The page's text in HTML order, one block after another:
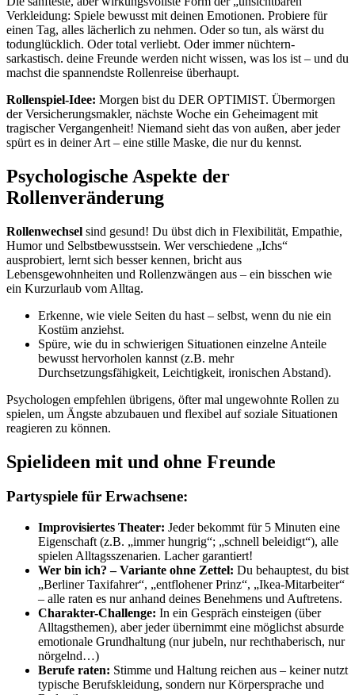
Verkleidung: Spiele bewusst mit deinen Emotionen. Probiere für
einen Tag, alles lächerlich zu nehmen. Oder so tun, als wärst du
todunglücklich. Oder total verliebt. Oder immer nüchtern-
sarkastisch. deine Freunde werden nicht wissen, was los ist – und du
machst die spannendste Rollenreise überhaupt.
Rollenspiel-Idee: Morgen bist du DER OPTIMIST. Übermorgen
der Versicherungsmakler, nächste Woche ein Geheimagent mit
tragischer Vergangenheit! Niemand sieht das von außen, aber jeder
spürt es in deiner Art – eine stille Maske, die nur du kennst.
Psychologische Aspekte der
Rollenveränderung
Rollenwechsel sind gesund! Du übst dich in Flexibilität, Empathie,
Humor und Selbstbewusstsein. Wer verschiedene „Ichs“
ausprobiert, lernt sich besser kennen, bricht aus
Lebensgewohnheiten und Rollenzwängen aus – ein bisschen wie
ein Kurzurlaub vom Alltag.
Erkenne, wie viele Seiten du hast – selbst, wenn du nie ein
Kostüm anziehst.
Spüre, wie du in schwierigen Situationen einzelne Anteile
bewusst hervorholen kannst (z.B. mehr
Durchsetzungsfähigkeit, Leichtigkeit, ironischen Abstand).
Psychologen empfehlen übrigens, öfter mal ungewohnte Rollen zu
spielen, um Ängste abzubauen und flexibel auf soziale Situationen
reagieren zu können.
Spielideen mit und ohne Freunde
Partyspiele für Erwachsene:
Improvisiertes Theater: Jeder bekommt für 5 Minuten eine
Eigenschaft (z.B. „immer hungrig“; „schnell beleidigt“), alle
spielen Alltagsszenarien. Lacher garantiert!
Wer bin ich? – Variante ohne Zettel: Du behauptest, du bist
„Berliner Taxifahrer“, „entflohener Prinz“, „Ikea-Mitarbeiter“
– alle raten es nur anhand deines Benehmens und Auftretens.
Charakter-Challenge: In ein Gespräch einsteigen (über
Alltagsthemen), aber jeder übernimmt eine möglichst absurde
emotionale Grundhaltung (nur jubeln, nur rechthaberisch, nur
nörgelnd…)
Berufe raten: Stimme und Haltung reichen aus – keiner nutzt
typische Berufskleidung, sondern nur Körpersprache und